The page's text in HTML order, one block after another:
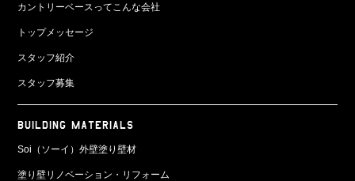
カントリーベースってこんな会社
トップメッセージ
スタッフ紹介
スタッフ募集
BUILDING MATERIALS
Soi（ソーイ）外壁塗り壁材
塗り壁リノベーション・リフォーム